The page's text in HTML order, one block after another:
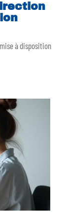
à disposition